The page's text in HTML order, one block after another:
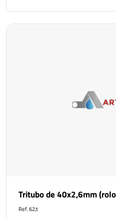
Tritubo de 40x2,6mm
Ref. 62,t